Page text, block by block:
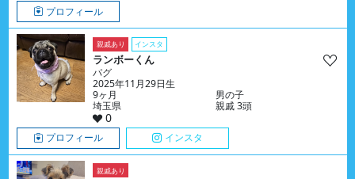
プロフィール
親戚あり インスタ
ランボーくん
パグ
2025年11月29日生
9ヶ月
男の子
埼玉県
親戚 3頭
0
プロフィール インスタ
親戚あり